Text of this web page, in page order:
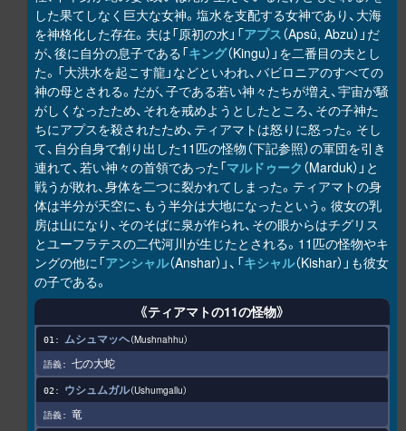
した果てしなく巨大な女神。塩水を支配する女神であり、大海
を神格化した存在。夫は「原初の水」「アプス（Apsû, Abzu）」だ
が、後に自分の息子である「キング（Kingu）」を二番目の夫とし
た。「大洪水を起こす龍」などといわれ、バビロニアのすべての
神の母とされる。だが、子である若い神々たちが増え、宇宙が騒
がしくなったため、それを戒めようとしたところ、その子神た
ちにアプスを殺されたため、ティアマトは怒りに怒った。そし
て、自分自身で創り出した11匹の怪物（下記参照）の軍団を引き
連れて、若い神々の首領であった「マルドゥーク （Marduk）」と
戦うが敗れ、身体を二つに裂かれてしまった。ティアマトの身
体は半分が天空に、もう半分は大地になったという。彼女の乳
房は山になり、そのそばに泉が作られ、その眼からはチグリス
とユーフラテスの二代河川が生じたとされる。11匹の怪物やキ
ングの他に「アンシャル（Anshar）」、「キシャル（Kishar）」も彼女
の子である。
《ティアマトの11の怪物》
ムシュマッヘ Mushnahhu
七の大蛇
ウシュムガル Ushumgallu
竜